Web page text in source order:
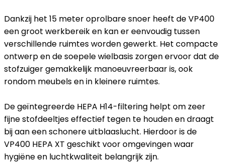
Dankzij het 15 meter oprolbare snoer heeft de VP400
een groot werkbereik en kan er eenvoudig tussen
verschillende ruimtes worden gewerkt. Het compacte
ontwerp en de soepele wielbasis zorgen ervoor dat de
stofzuiger gemakkelijk manoeuvreerbaar is, ook
rondom meubels en in kleinere ruimtes.
De geïntegreerde HEPA H14-filtering helpt om zeer
fijne stofdeeltjes effectief tegen te houden en draagt
bij aan een schonere uitblaaslucht. Hierdoor is de
VP400 HEPA XT geschikt voor omgevingen waar
hygiëne en luchtkwaliteit belangrijk zijn.